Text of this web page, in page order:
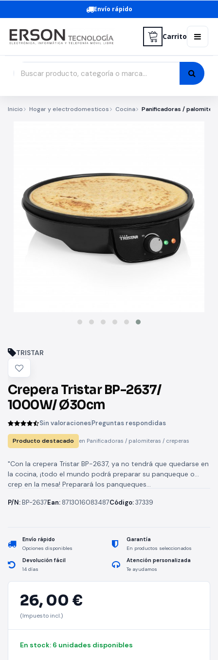
Envío rápido
Carrito
Inicio Hogar y electrodomesticos Cocina Panificadoras /
TRISTAR
Crepera Tristar BP-2637/
1000W/ Ø30cm
Sin valoracionesPreguntas respondidas
Producto destacado en Panificadoras / palomiteras / creperas
"Con la crepera Tristar BP-2637, ya no tendrá que quedarse en
la cocina, ¡todo el mundo podrá preparar su panqueque o
crep en la mesa! Preparará los panqueques...
P/N:BP-2637Ean: 8713016083487Código:37339
Envío rápido
Opciones disponibles
Garantía
En productos seleccionados
Devolución fácil
14 días
Atención personalizada
Te ayudamos
26, 00 €
(Impuesto incl.)
En stock: 6 unidades disponibles